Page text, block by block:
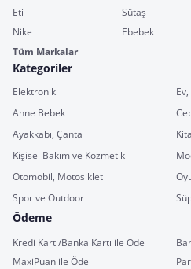
Eti
Sütaş
Nike
Ebebek
Tüm Markalar
Kategoriler
Elektronik
Anne Bebek
Ayakkabı, Çanta
Kişisel Bakım ve Kozmetik
Otomobil, Motosiklet
Spor ve Outdoor
Ödeme
Kredi Kartı/Banka Kartı ile Öde
MaxiPuan ile Öde